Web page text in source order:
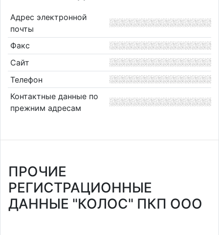
Адрес электронной
почты
Факс
Сайт
Телефон
Контактные данные по
прежним адресам
ПРОЧИЕ
РЕГИСТРАЦИОННЫЕ
ДАННЫЕ "КОЛОС" ПКП ООО